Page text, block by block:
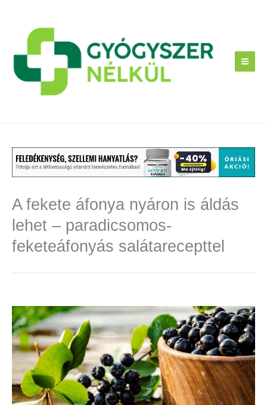
A fekete áfonya nyáron is áldás
lehet – paradicsomos-
feketeáfonyás salátarecepttel